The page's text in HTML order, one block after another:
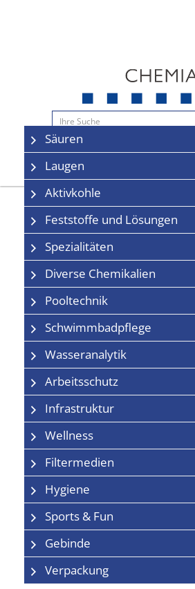
Navigation
Säuren
Laugen
Aktivkohle
Feststoffe und Lösungen
Spezialitäten
Diverse Chemikalien
Pooltechnik
Schwimmbadpflege
Wasseranalytik
Arbeitsschutz
Infrastruktur
Wellness
Filtermedien
Hygiene
Sports & Fun
Gebinde
Verpackung